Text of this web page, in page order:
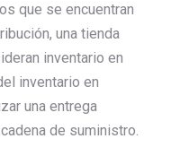
que se encuentran
una tienda
inventario en
inventario en
una entrega
de suministro.